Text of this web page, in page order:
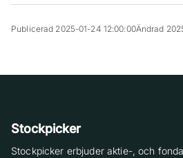
Publicerad 2025-01-24 12:00:00Ändrad
Stockpicker
Stockpicker erbjuder aktie-, och